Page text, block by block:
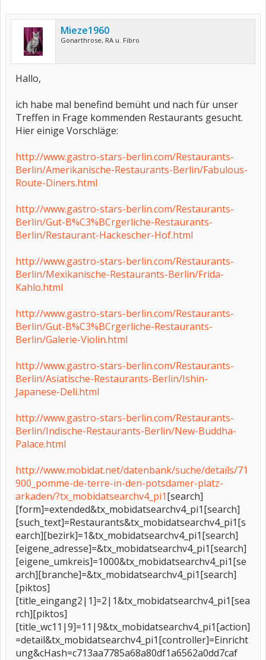
Mieze1960
Gonarthrose, RA u. Fibro
Hallo,
ich habe mal benefind bemüht und nach für unser
Treffen in Frage kommenden Restaurants gesucht.
Hier einige Vorschläge:
http://www.gastro-stars-berlin.com/Restaurants-
Berlin/Amerikanische-Restaurants-Berlin/Fabulous-
Route-Diners.html
http://www.gastro-stars-berlin.com/Restaurants-
Berlin/Gut-B%C3%BCrgerliche-Restaurants-
Berlin/Restaurant-Hackescher-Hof.html
http://www.gastro-stars-berlin.com/Restaurants-
Berlin/Mexikanische-Restaurants-Berlin/Frida-
Kahlo.html
http://www.gastro-stars-berlin.com/Restaurants-
Berlin/Gut-B%C3%BCrgerliche-Restaurants-
Berlin/Galerie-Violin.html
http://www.gastro-stars-berlin.com/Restaurants-
Berlin/Asiatische-Restaurants-Berlin/Ishin-
Japanese-Deli.html
http://www.gastro-stars-berlin.com/Restaurants-
Berlin/Indische-Restaurants-Berlin/New-Buddha-
Palace.html
http://www.mobidat.net/datenbank/suche/details/71
900_pomme-de-terre-in-den-potsdamer-platz-
arkaden/?tx_mobidatsearchv4_pi1[search]
[form]=extended&tx_mobidatsearchv4_pi1[search]
[such_text]=Restaurants&tx_mobidatsearchv4_pi1[s
earch][bezirk]=1&tx_mobidatsearchv4_pi1[search]
[eigene_adresse]=&tx_mobidatsearchv4_pi1[search]
[eigene_umkreis]=1000&tx_mobidatsearchv4_pi1[se
arch][branche]=&tx_mobidatsearchv4_pi1[search]
[piktos]
[title_eingang2|1]=2|1&tx_mobidatsearchv4_pi1[sea
rch][piktos]
[title_wc11|9]=11|9&tx_mobidatsearchv4_pi1[action]
=detail&tx_mobidatsearchv4_pi1[controller]=Einricht
ung&cHash=c713aa7785a68a80df1a6562a0dd7caf